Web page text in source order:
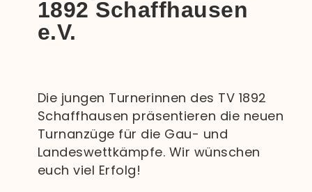
1892 Schaffhausen
e.V.
Die jungen Turnerinnen des TV 1892
Schaffhausen präsentieren die neuen
Turnanzüge für die Gau- und
Landeswettkämpfe. Wir wünschen
euch viel Erfolg!